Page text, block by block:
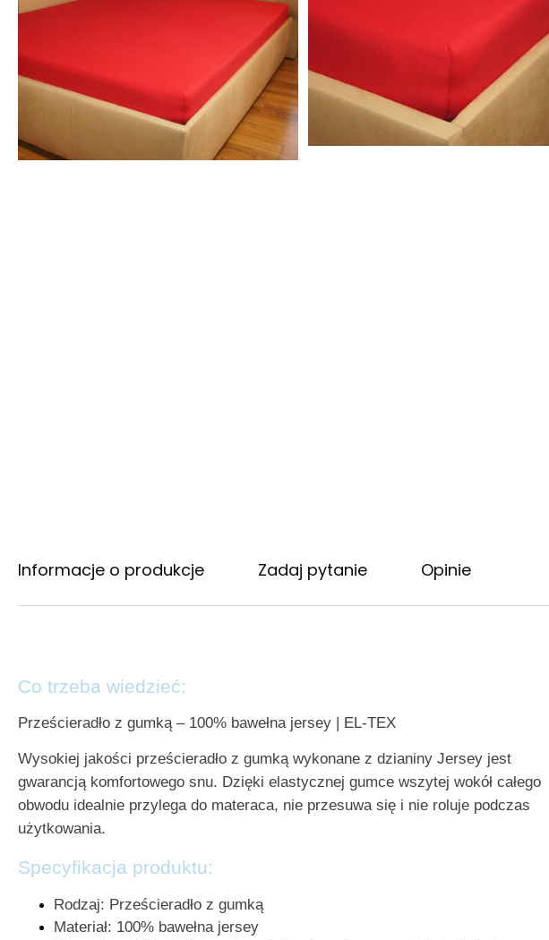
Informacje o produkcje Zadaj pytanie Opinie
Co trzeba wiedzieć:
Prześcieradło z gumką – 100% bawełna jersey | EL-TEX
Wysokiej jakości prześcieradło z gumką wykonane z dzianiny Jersey jest
gwarancją komfortowego snu. Dzięki elastycznej gumce wszytej wokół całego
obwodu idealnie przylega do materaca, nie przesuwa się i nie roluje podczas
użytkowania.
Specyfikacja produktu:
Rodzaj: Prześcieradło z gumką
Materiał: 100% bawełna jersey